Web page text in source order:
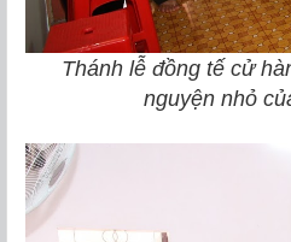
Thánh lễ đồng tế cử
nguyện nhỏ